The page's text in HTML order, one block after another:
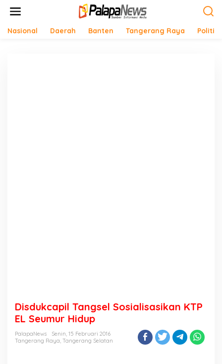
Nasional Daerah Banten Tangerang Raya Politik
Disdukcapil Tangsel Sosialisasikan KTP
EL Seumur Hidup
PalapaNews
Senin, 15 Februari 2016
Tangerang Raya, Tangerang Selatan